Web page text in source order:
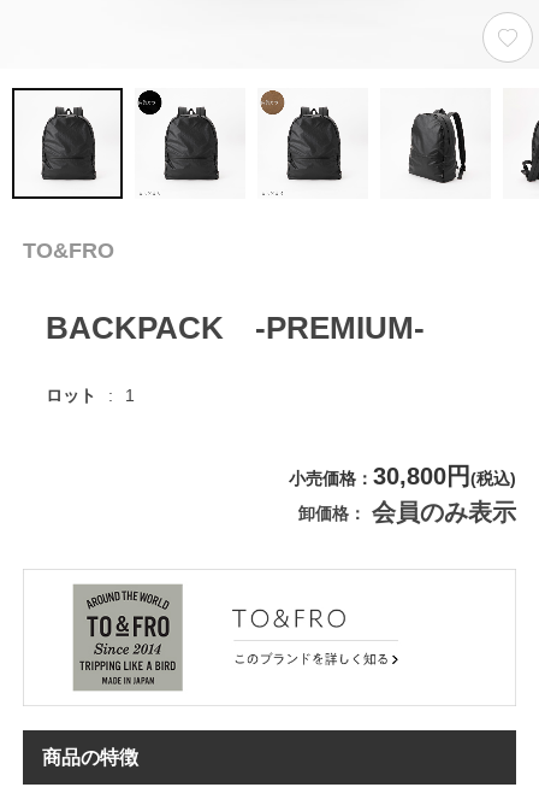
TO&FRO
BACKPACK -PREMIUM-
ロット 1
小売価格 30,800円(税込)
卸価格
会員のみ表示
商品の特徴